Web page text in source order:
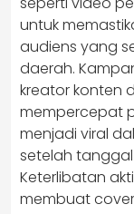
untuk
audiens yang
daerah.
kreator konten
mempercepat
menjadi viral
setelah
Keterlibatan
membuat